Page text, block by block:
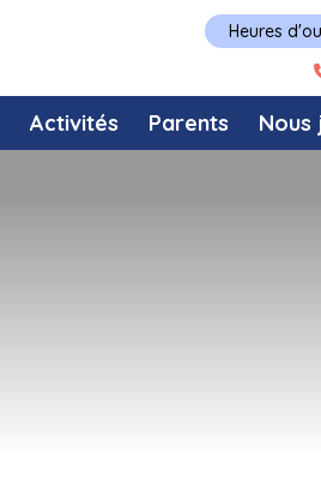
Heures
Activités Parents Nous